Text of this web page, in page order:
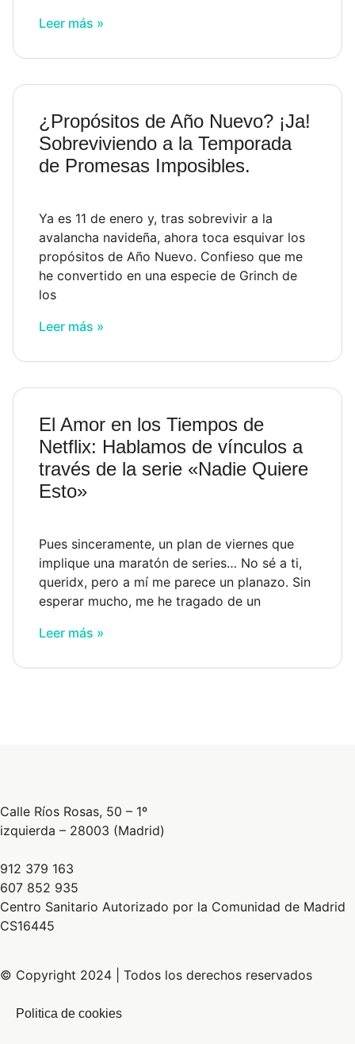
Leer más »
¿Propósitos de Año Nuevo? ¡Ja!
Sobreviviendo a la Temporada
de Promesas Imposibles.
Ya es 11 de enero y, tras sobrevivir a la
avalancha navideña, ahora toca esquivar los
propósitos de Año Nuevo. Confieso que me
he convertido en una especie de Grinch de
los
Leer más »
El Amor en los Tiempos de
Netflix: Hablamos de vínculos a
través de la serie «Nadie Quiere
Esto»
Pues sinceramente, un plan de viernes que
implique una maratón de series… No sé a ti,
queridx, pero a mí me parece un planazo. Sin
esperar mucho, me he tragado de un
Leer más »
Calle Ríos Rosas, 50 – 1º
izquierda – 28003 (Madrid)
912 379 163
607 852 935
Centro Sanitario Autorizado por la Comunidad de Madrid
CS16445
© Copyright 2024 | Todos los derechos reservados
Politica de cookies